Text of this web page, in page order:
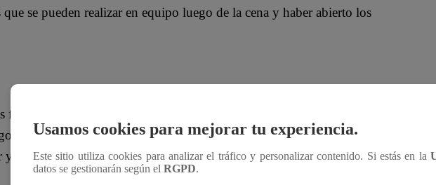
se pueden realizar en equipo luego de la cena y haber abierto los
están en sus casas, pero esto no es impedimento para no
donde pueden participar grandes y pequeños, es el karaoke. Para
y micrófono.
Usamos cookies para mejorar tu experiencia.
Este sitio utiliza cookies para analizar el tráfico y personalizar contenido. Si estás en la
datos se gestionarán según el RGPD.